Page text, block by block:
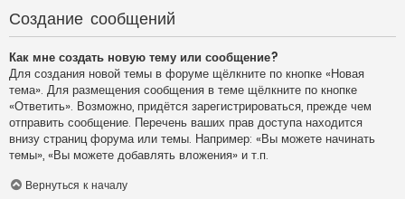
Создание сообщений
Как мне создать новую тему или сообщение?
Для создания новой темы в форуме щёлкните по кнопке «Новая
тема». Для размещения сообщения в теме щёлкните по кнопке
«Ответить». Возможно, придётся зарегистрироваться, прежде чем
отправить сообщение. Перечень ваших прав доступа находится
внизу страниц форума или темы. Например: «Вы можете начинать
темы», «Вы можете добавлять вложения» и т.п.
Вернуться к началу